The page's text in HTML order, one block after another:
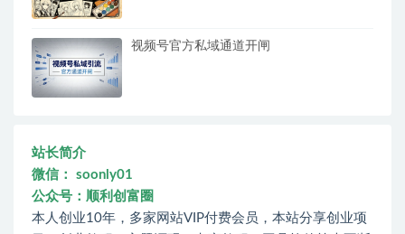
视频号官方私域通道开闸
站长简介
微信： soonly01
公众号：顺利创富圈
本人创业10年，多家网站VIP付费会员，本站分享创业项